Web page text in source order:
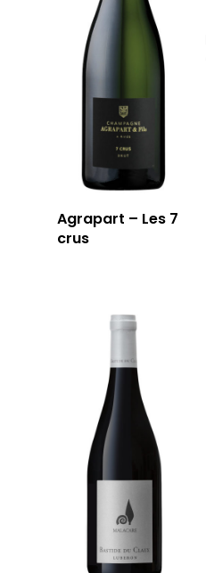
Agrapart – Les 7
crus